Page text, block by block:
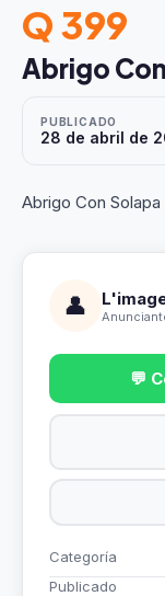
Q 399
Abrigo
PUBLICADO
28 de abril de
Abrigo Con Solapa
👤
💬
Categoría
Publicado